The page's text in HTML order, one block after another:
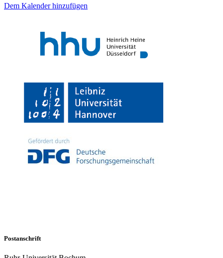
Dem Kalender hinzufügen
Postanschrift